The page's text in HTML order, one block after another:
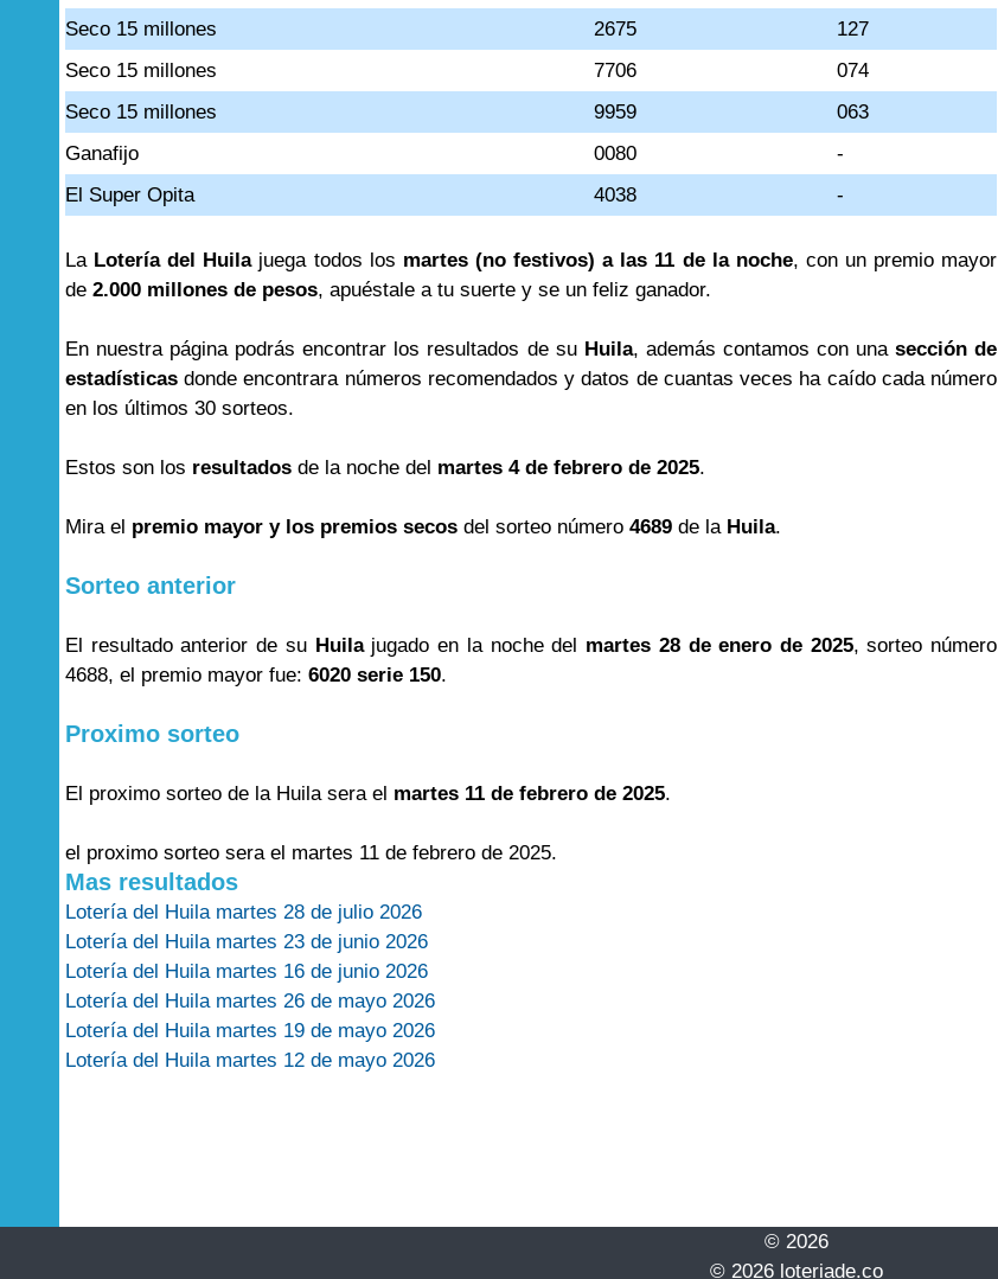
Seco 15 millones
2675
127
Seco 15 millones
7706
074
Seco 15 millones
9959
063
Ganafijo
0080
-
El Super Opita
4038 -
La Lotería del Huilajuega todos los martes (no festivos) a las 11 de la noche, con un premio mayor
de 2.000 millones de pesos, apuéstale a tu suerte y se un feliz ganador.
En nuestra página podrás encontrar los resultados de su Huila, además contamos con unasección de
estadísticas donde encontrara números recomendados y datos de cuantas veces ha caído cada número
en los últimos 30 sorteos.
Estos son los resultados de la noche del martes 4 de febrero de 2025.
Mira el premio mayor y los premios secos del sorteo número 4689 de la Huila.
Sorteo anterior
El resultado anterior de su Huilajugado en la noche del martes 28 de enero de 2025, sorteo número
4688, el premio mayor fue: 6020 serie 150.
Proximo sorteo
El proximo sorteo de la Huila sera el martes 11 de febrero de 2025.
el proximo sorteo sera el martes 11 de febrero de 2025.
Mas resultados
Lotería del Huila martes 28 de julio 2026
Lotería del Huila martes 23 de junio 2026
Lotería del Huila martes 16 de junio 2026
Lotería del Huila martes 26 de mayo 2026
Lotería del Huila martes 19 de mayo 2026
Lotería del Huila martes 12 de mayo 2026
© 2026
© 2026 loteriade.co